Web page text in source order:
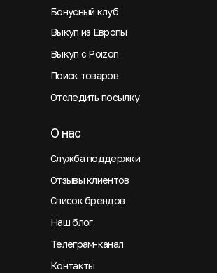
Бонусный клуб
Выкуп из Европы
Выкуп с Poizon
Поиск товаров
Отследить посылку
Служба поддержки
О нас
Отзывы клиентов
Список брендов
Наш блог
Телеграм-канал
Контакты